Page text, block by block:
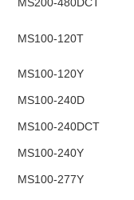
MS100-120T
MS100-120Y
MS100-240D
MS100-240DCT
MS100-240Y
MS100-277Y